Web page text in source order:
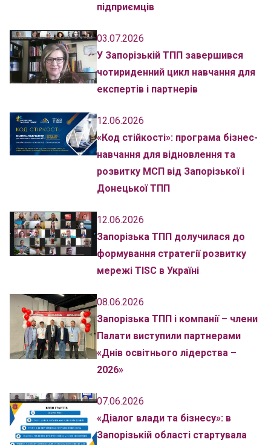
підприємців
03.07.2026
У Запорізькій ТПП завершився
чотириденний цикл навчання для
експертів і партнерів
12.06.2026
«Код стійкості»: програма бізнес-
навчання для відновлення та
розвитку МСП від Запорізької і
Донецької ТПП
12.06.2026
Запорізька ТПП долучилася до
формування стратегії розвитку
мережі TISC в Україні
08.06.2026
Запорізька ТПП і компанії – члени
Палати виступили партнерами
«Днів освітнього лідерства –
2026»
07.06.2026
«Діалог влади та бізнесу»: в
Запорізькій області стартувала